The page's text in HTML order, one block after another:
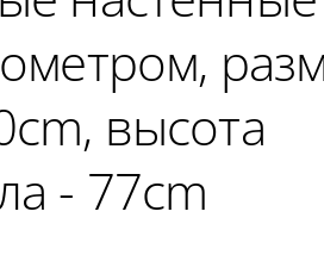
высота
- 77cm